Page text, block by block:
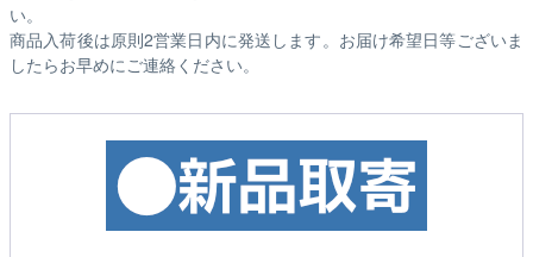
い。
商品入荷後は原則2営業日内に発送します。お届け希望日等ございま
したらお早めにご連絡ください。